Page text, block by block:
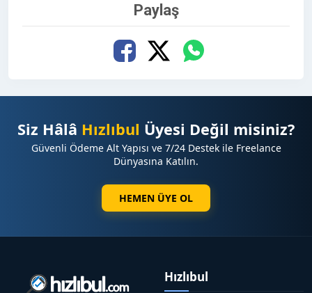
Paylaş
Siz Hâlâ Hızlıbul Üyesi Değil misiniz?
Güvenli Ödeme Alt Yapısı ve 7/24 Destek ile Freelance
Dünyasına Katılın.
HEMEN ÜYE OL
Hızlıbul